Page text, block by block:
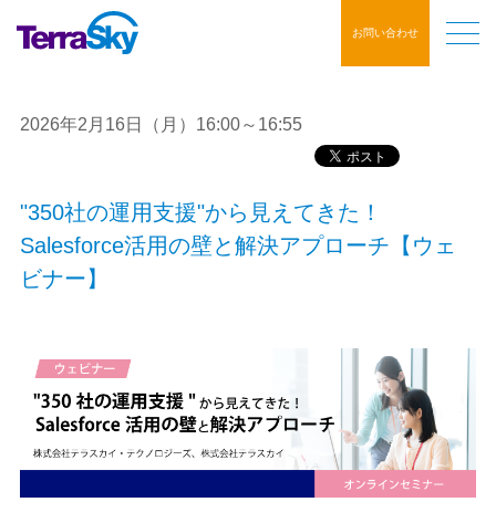
お問い合わせ
2026年2月16日（月）16:00～16:55
"350社の運用支援"から見えてきた！
Salesforce活用の壁と解決アプローチ【ウェ
ビナー】